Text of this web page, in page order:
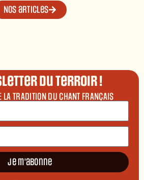
Nos articles
du terroir !
TRADITION DU CHANT FRANÇAIS
Je m'abonne